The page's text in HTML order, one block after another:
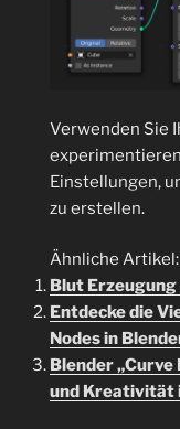
Verwenden Sie
Einstellungen,
zu erstellen.
Ähnliche Artikel:
Blut Erzeugung
Entdecke die
Nodes in
Blender
und Kreativität